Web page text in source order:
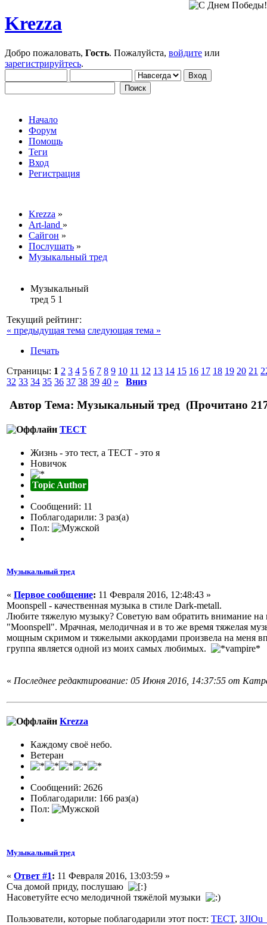
Krezza
Добро пожаловать, Гость. Пожалуйста, войдите или
зарегистрируйтесь.
Начало
Форум
Помощь
Теги
Вход
Регистрация
Krezza »
Art-land »
Сайгон »
Послушать »
Музыкальный тред
Музыкальный
тред 5 1
Текущий рейтинг:
« предыдущая тема следующая тема »
Печать
Страницы: 1 2 3 4 5 6 7 8 9 10 11 12 13 14 15 16 17 18 19 20 21
32 33 34 35 36 37 38 39 40 » Вниз
Автор Тема: Музыкальный тред (Прочитано
TECT
Жизнь - это тест, а ТЕСТ - это я
Новичок
Topic Author
Сообщений: 11
Поблагодарили: 3 раз(а)
Пол:
Музыкальный тред
« Первое сообщение: 11 Февраля 2016, 12:48:43 »
Moonspell - качественная музыка в стиле Dark-metall.
Любите тяжелую музыку? Советую вам обратить внимание на
"Moonspell". Мрачная, мелодичная и в то же время тяжелая
мощным скримом и тяжелыми аккордами произвела на меня
группа является одной из моих самых любимых.
« Последнее редактирование: 05 Июня 2016, 14:37:55 от
Krezza
Каждому своё небо.
Ветеран
Сообщений: 2626
Поблагодарили: 166 раз(а)
Пол:
Музыкальный тред
« Ответ #1: 11 Февраля 2016, 13:03:59 »
Сча домой приду, послушаю
Насоветуйте есчо мелодичной тяжёлой музыки
Пользователи, которые поблагодарили этот пост: TECT,